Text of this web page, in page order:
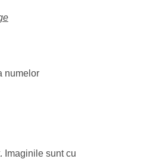
numelor
Imaginile sunt cu